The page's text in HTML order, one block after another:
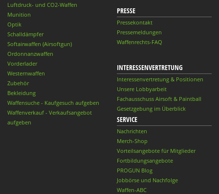
Luftdruck- und CO2-Waffen
Munition
Optik
Schalldämpfer
Softairwaffen (Airsoftgun)
Ordonnanzwaffen
Vorderlader
Westernwaffen
Zubehör
Bekleidung
Waffensuche - Kaufgesuch aufgeben
Waffenverkauf - Verkaufsangebot
aufgeben
PRESSE
Pressekontakt
Pressemeldungen
Waffenrechts-FAQ
INTERESSENVERTRETUNG
Interessenvertretung & Positionen
Unsere Lobbyarbeit
Fachausschuss Airsoft & Paintball
Gesetzgebung im Überblick
SERVICE
Nachrichten
Merch-Shop
Vorteilsangebote für Mitglieder
Fortbildungsangebote
PROGUN Blog
Jobbörse und Nachfolge
Waffen-ABC